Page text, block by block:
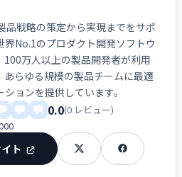
品戦略の策定から実現までをサポ
界No.1のプロダクト開発ソフトウ
100万人以上の製品開発者が利用
あらゆる規模の製品チームに最適
ションを提供しています。
0.0(0 レビュー)
ト